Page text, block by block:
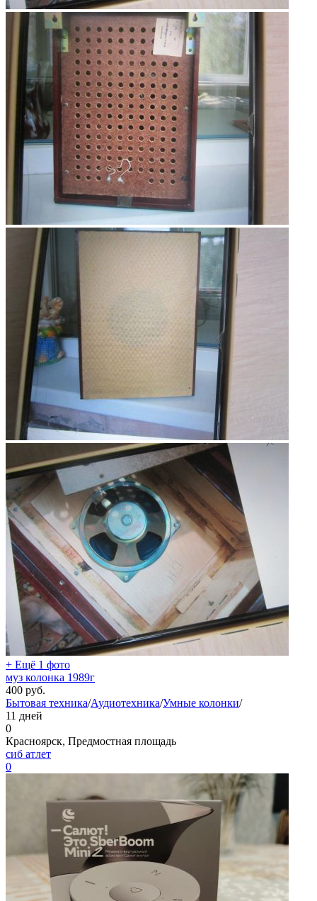
+ Ещё 1 фото
муз колонка 1989г
400 руб.
Бытовая техника/Аудиотехника/Умные колонки/
11 дней
0
Красноярск, Предмостная площадь
сиб атлет
0